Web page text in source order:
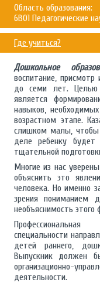
Область образования:
6B01 Педагогические
Где учиться?
Дошкольное
воспитание,
до семи лет. Целью
является
навыков,
возрастном этапе.
слишком малы, чтобы
деле ребенку
тщательной
Многие из нас
объяснить это
человека. Но именно
зрения пониманием
необъяснимость этого
специальности
детей раннего,
Выпускник должен
организационно-
деятельности.